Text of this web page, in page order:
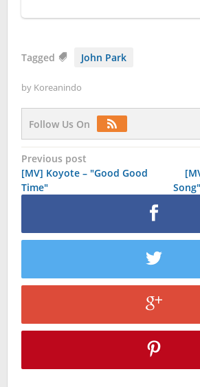
Tagged John Park
by Koreanindo
Follow Us On
Post
navigation
Previous post
[MV] Koyote – "Good Good
Time"